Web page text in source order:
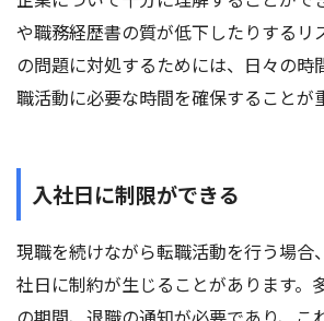
や職務経歴書の質が低下したりするリ
の問題に対処するためには、日々の時
職活動に必要な時間を確保することが
入社日に制限ができる
現職を続けながら転職活動を行う場合
社日に制約が生じることがあります。